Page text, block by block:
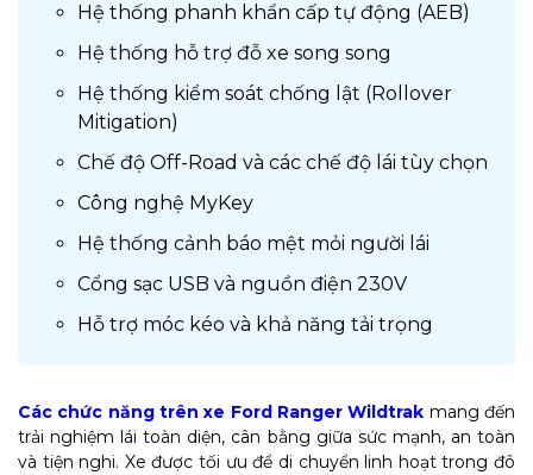
Hệ thống phanh khẩn cấp tự động (AEB)
Hệ thống hỗ trợ đỗ xe song song
Hệ thống kiểm soát chống lật (Rollover
Mitigation)
Chế độ Off-Road và các chế độ lái tùy chọn
Công nghệ MyKey
Hệ thống cảnh báo mệt mỏi người lái
Cổng sạc USB và nguồn điện 230V
Hỗ trợ móc kéo và khả năng tải trọng
Các chức năng trên xe Ford Ranger Wildtrak mang đến
trải nghiệm lái toàn diện, cân bằng giữa sức mạnh, an toàn
và tiện nghi. Xe được tối ưu để di chuyển linh hoạt trong đô